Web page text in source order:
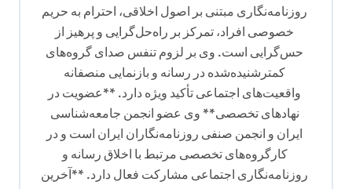
روزنامه‌نگاری مبتنی بر اصول اخلاقی، احترام به حریم
خصوصی افراد، تمرکز بر راه‌حل‌گرایی و پرهیز از
حس‌گرایی است. وی بر لزوم تنفس صدای گروه‌های
کمترشنیده‌شده در رسانه و بازنمایی منصفانه
واقعیت‌های اجتماعی تأکید ویژه دارد. **عضویت در
نهادهای تخصصی** وی عضو انجمن جامعه‌شناسی
ایران و انجمن صنفی روزنامه‌نگاران ایران است و در
کارگروه‌های تخصصی مرتبط با اخلاق رسانه و
روزنامه‌نگاری اجتماعی مشارکت فعال دارد. **آخرین